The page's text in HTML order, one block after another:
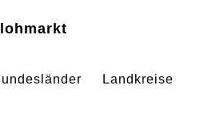
Landkreise